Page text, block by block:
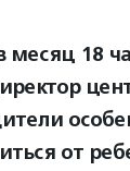
18
от